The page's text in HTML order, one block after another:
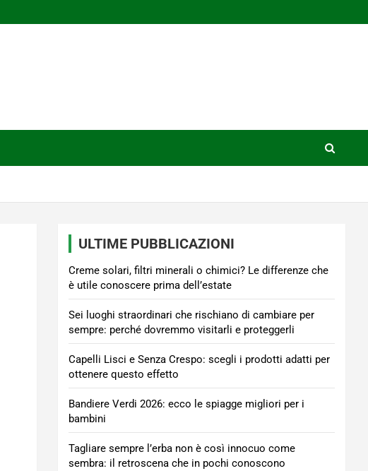
ULTIME PUBBLICAZIONI
Creme solari, filtri minerali o chimici? Le differenze che
è utile conoscere prima dell’estate
Sei luoghi straordinari che rischiano di cambiare per
sempre: perché dovremmo visitarli e proteggerli
Capelli Lisci e Senza Crespo: scegli i prodotti adatti per
ottenere questo effetto
Bandiere Verdi 2026: ecco le spiagge migliori per i
bambini
Tagliare sempre l’erba non è così innocuo come
sembra: il retroscena che in pochi conoscono